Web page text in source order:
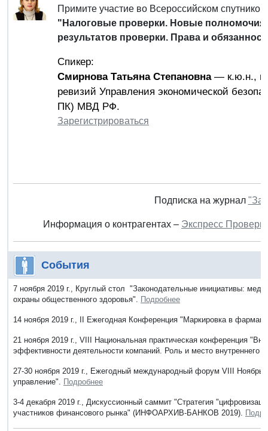
Примите участие во Всероссийском
"Налоговые проверки. Новые полномочия
результатов проверки. Права и
Спикер:
Смирнова Татьяна Степановна— к.ю.н.,
ревизий Управления экономической
ПК) МВД РФ.
Зарегистрироваться
Подписка на журнал
Информация о контрагентах – Экспресс
События
7 ноября 2019 г., Круглый стол "Законодательные инициативы:
охраны общественного здоровья". Подробнее
14 ноября 2019 г., II Ежегодная Конференция "Маркировка в
21 ноября 2019 г., VIII Национальная практическая конференция
эффективности деятельности компаний. Роль и место внутреннего
27-30 ноября 2019 г., Ежегодный международный форум VIII
управление". Подробнее
3-4 декабря 2019 г., Дискуссионный саммит "Стратегия
участников финансового рынка" (ИНФОАРХИВ-БАНКОВ 2019).